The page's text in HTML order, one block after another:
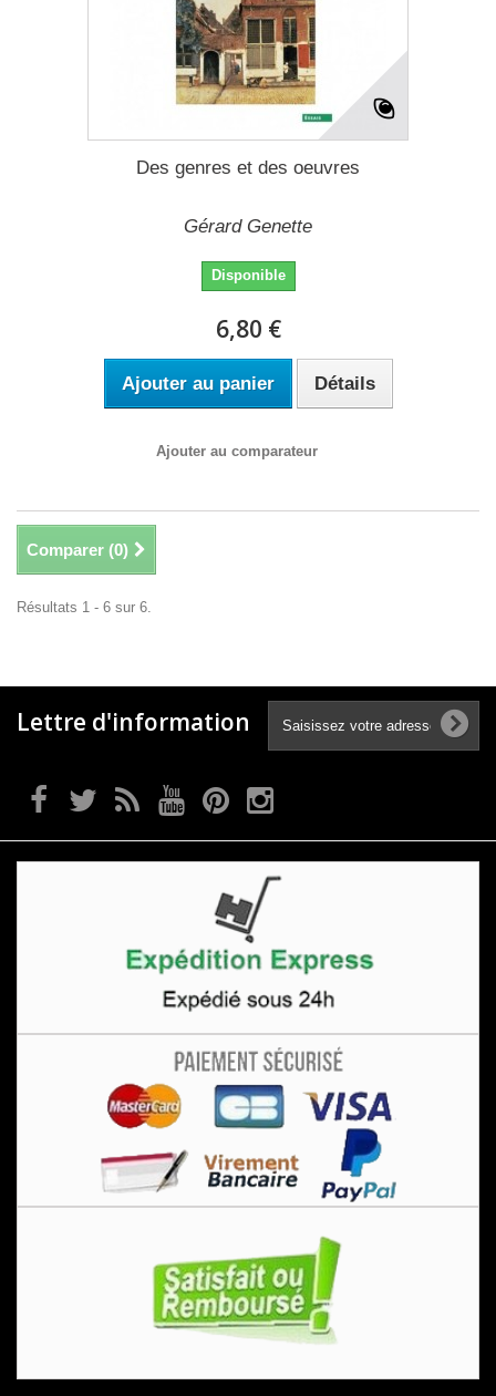
Des genres et des oeuvres
Gérard Genette
Disponible
6,80 €
Ajouter au panier Détails
Ajouter au comparateur
Comparer (0)
Résultats 1 - 6 sur 6.
Lettre d'information